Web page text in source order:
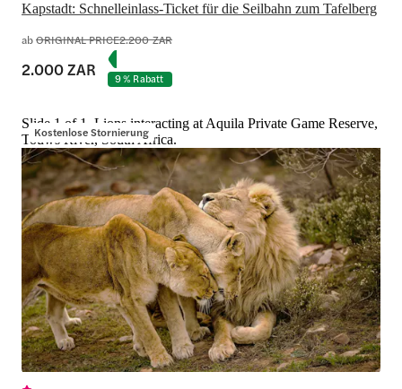
Kapstadt: Schnelleinlass-Ticket für die Seilbahn zum Tafelberg
abORIGINAL PRICE2.200 ZAR
2.000 ZAR 9 % Rabatt
Kostenlose Stornierung
Slide 1 of 1, Lions interacting at Aquila Private Game Reserve,
Touws River, South Africa.